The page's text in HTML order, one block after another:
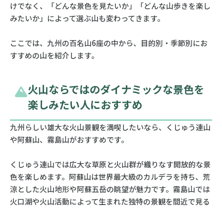
けでなく、「どんな景色を見たいか」「どんな山歩きを楽し
みたいか」によって選ぶ山も変わってきます。
ここでは、九州の百名山6座の中から、目的別・季節別にお
すすめの山を紹介します。
火山ならではのダイナミックな景色を
楽しみたい人におすすめ
九州らしい雄大な火山景観を満喫したいなら、くじゅう連山
や阿蘇山、霧島山がおすすめです。
くじゅう連山では広大な草原と火山群が織りなす開放的な景
色を楽しめます。阿蘇山は世界最大級のカルデラを持ち、荒
涼とした火山地形や阿蘇五岳の眺望が魅力です。霧島山では
火口湖や火山活動によって生まれた独特の景観を間近で見る